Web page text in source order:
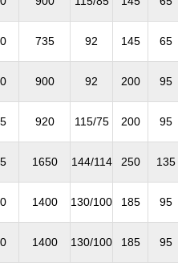
735 92 145 65
900 92 200 95
920 115/75 200 95
1650 144/114 250 135
1400 130/100 185 95
1400 130/100 185 95